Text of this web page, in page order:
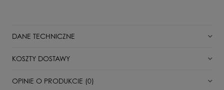
DANE TECHNICZNE
Stan
Surowiec
KOSZTY DOSTAWY
DPD Pickup punkt odbioru/automat paczkowy
OPINIE O PRODUKCIE (0)